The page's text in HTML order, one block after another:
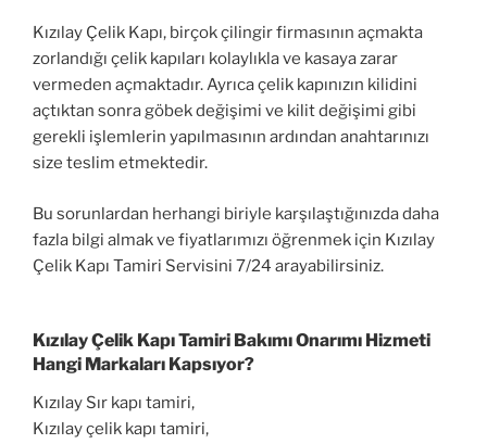
Kızılay Çelik Kapı, birçok çilingir firmasının açmakta
zorlandığı çelik kapıları kolaylıkla ve kasaya zarar
vermeden açmaktadır. Ayrıca çelik kapınızın kilidini
açtıktan sonra göbek değişimi ve kilit değişimi gibi
gerekli işlemlerin yapılmasının ardından anahtarınızı
size teslim etmektedir.
Bu sorunlardan herhangi biriyle karşılaştığınızda daha
fazla bilgi almak ve fiyatlarımızı öğrenmek için Kızılay
Çelik Kapı Tamiri Servisini 7/24 arayabilirsiniz.
Kızılay Çelik Kapı Tamiri Bakımı Onarımı Hizmeti
Hangi Markaları Kapsıyor?
Kızılay Sır kapı tamiri,
Kızılay çelik kapı tamiri,